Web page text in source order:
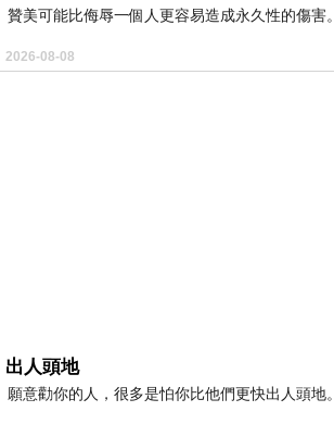
贊美可能比侮辱一個人更容易造成永久性的傷害。
2026-08-08
出人頭地
願意勸你的人，很多是怕你比他們更快出人頭地。